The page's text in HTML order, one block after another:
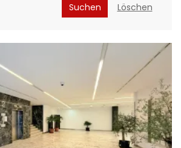
Suchen Löschen